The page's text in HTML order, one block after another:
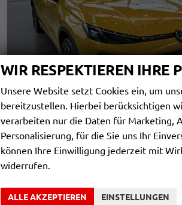
VOLKSWAGEN T-ROC
unverbindliche Lieferzeit:4 Monate Neuwagen
Fahrzeugnr. 859989
WIR RESPEKTIEREN IHRE
Unsere Website setzt Cookies ein, um
bereitzustellen. Hierbei berücksichtigen
verarbeiten nur die Daten für Marketing,
Personalisierung, für die Sie uns Ihr
können Ihre Einwilligung jederzeit mit
widerrufen.
ALLE AKZEPTIEREN EINSTELLUNGEN